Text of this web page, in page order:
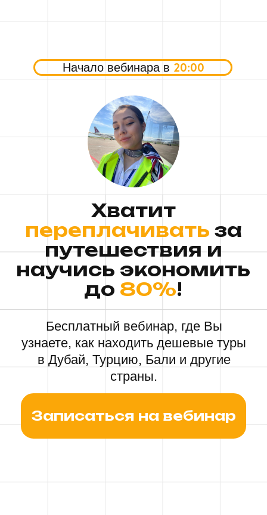
Хватит
переплачиватьза
путешествия и
научись экономить
80%!
Бесплатный вебинар, где Вы
узнаете, как находить дешевые туры
в Дубай, Турцию, Бали и другие
страны.
Записаться на вебинар
Почему Вампонравится
наш вебинар ?